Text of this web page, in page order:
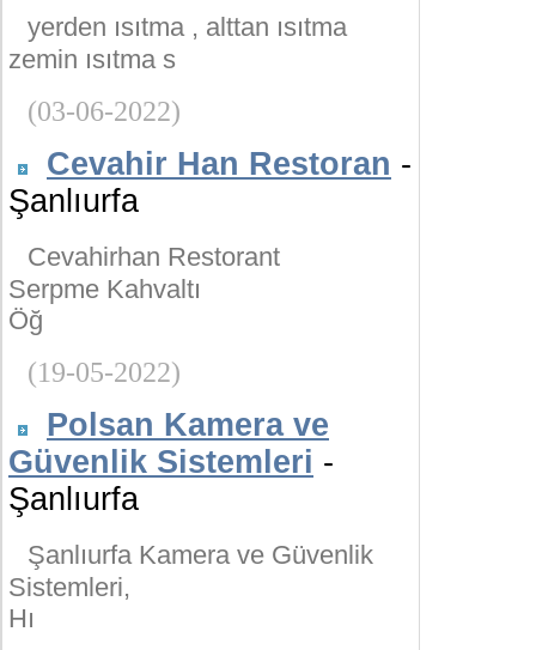
yerden ısıtma , alttan ısıtma
zemin ısıtma s
(03-06-2022)
Cevahir Han Restoran -
Şanlıurfa
Cevahirhan Restorant
Serpme Kahvaltı
Öğ
(19-05-2022)
Polsan Kamera ve
Güvenlik Sistemleri -
Şanlıurfa
Şanlıurfa Kamera ve Güvenlik
Sistemleri,
Hı